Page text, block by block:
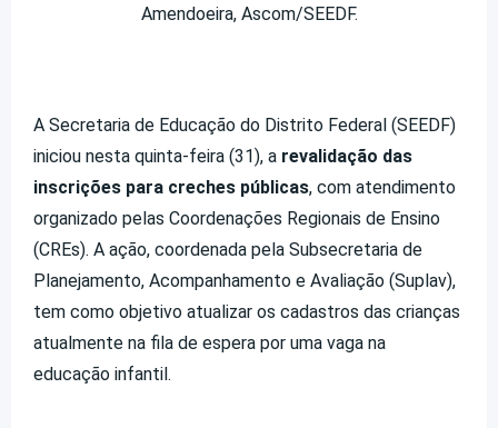
Amendoeira, Ascom/SEEDF.
A Secretaria de Educação do Distrito Federal (SEEDF)
iniciou nesta quinta-feira (31), a revalidação das
inscrições para creches públicas, com atendimento
organizado pelas Coordenações Regionais de Ensino
(CREs). A ação, coordenada pela Subsecretaria de
Planejamento, Acompanhamento e Avaliação (Suplav),
tem como objetivo atualizar os cadastros das crianças
atualmente na fila de espera por uma vaga na
educação infantil.